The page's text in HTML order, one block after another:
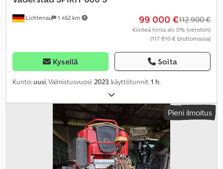
Lichtenau 1 452 km 99 000 €112 900 €
Kiinteä hinta alv 0% (veroton)
(117 810 € bruttomassa)
Kysellä Soita
Kunto:uusi, Valmistusvuosi:2023, käyttötunnit:1 h,
Pieni ilmoitus